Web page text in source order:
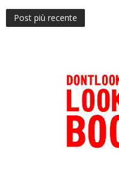
Post più recente